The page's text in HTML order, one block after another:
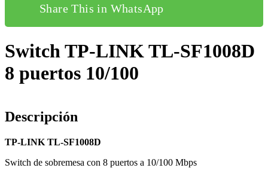
Share This in WhatsApp
Switch TP-LINK TL-SF1008D
8 puertos 10/100
Descripción
TP-LINK TL-SF1008D
Switch de sobremesa con 8 puertos a 10/100 Mbps